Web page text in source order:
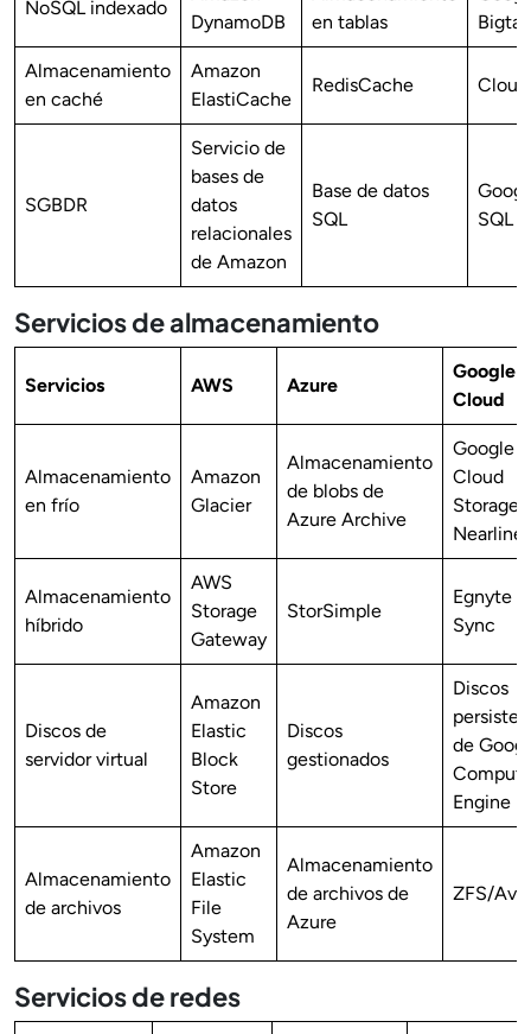
NoSQL indexado
DynamoDB
en tablas
Almacenamiento
en caché
Amazon
ElastiCache
RedisCache
SGBDR
Servicio de
bases de
datos
relacionales
de Amazon
Base de datos
SQL
SQL
Servicios de almacenamiento
Servicios AWS Azure
Google
Cloud
Almacenamiento
en frío
Amazon
Glacier
Almacenamiento
de blobs de
Azure Archive
Google
Cloud
Storage
Nearline
Almacenamiento
híbrido
AWS
Storage
Gateway
StorSimple
Egnyte
Sync
Discos de
servidor virtual
Amazon
Elastic
Block
Store
Discos
gestionados
Discos
de
Engine
Almacenamiento
de archivos
Amazon
Elastic
File
System
Almacenamiento
de archivos de
Azure
ZFS/
Servicios de redes